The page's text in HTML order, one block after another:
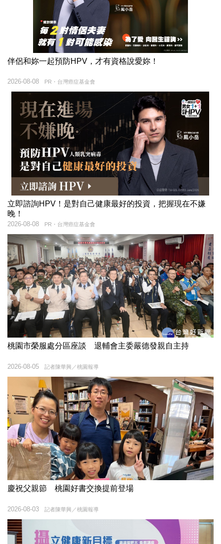
伴侶和妳一起預防HPV，才有資格說愛妳！
PR・台灣癌症基金會
2026-08-08
立即諮詢HPV！是對自己健康最好的投資，把握現在不嫌
晚！
PR・台灣癌症基金會
2026-08-08
桃園市榮服處分區座談 退輔會主委嚴德發親自主持
記者陳華興／桃園報導
2026-08-05
慶祝父親節 桃園好書交換提前登場
記者陳華興／桃園報導
2026-08-03